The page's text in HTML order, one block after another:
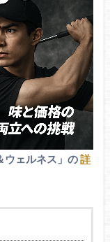
ウェルネス」の詳